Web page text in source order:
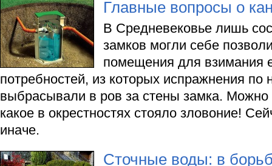
Главные вопросы о
В Средневековье лишь
замков могли себе
помещения для взимания
потребностей, из которых испражнения
выбрасывали в ров за стены замка. Можно
какое в окрестностях стояло зловоние!
иначе.
Сточные воды: в